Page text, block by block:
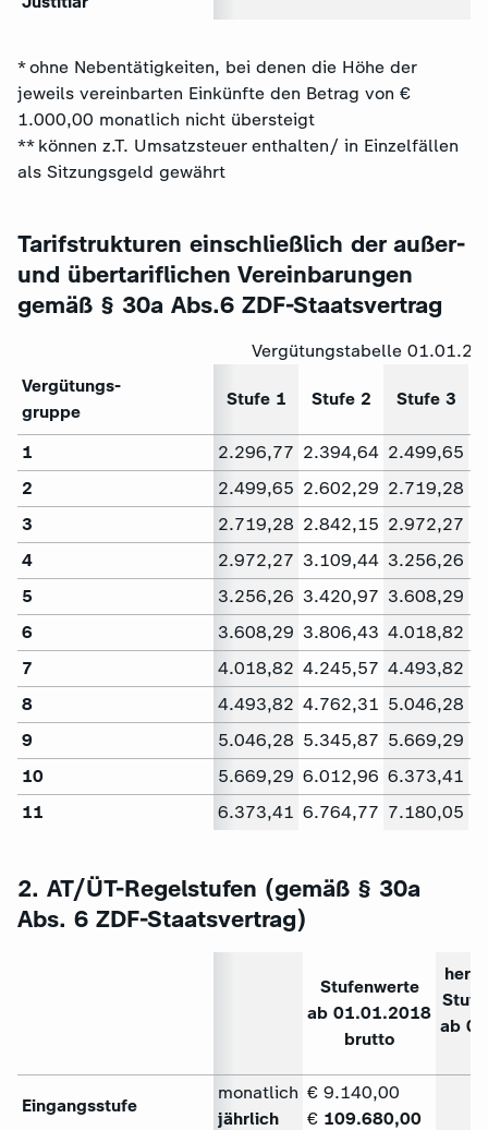
* ohne Nebentätigkeiten, bei denen die Höhe der
jeweils vereinbarten Einkünfte den Betrag von €
1.000,00 monatlich nicht übersteigt
** können z.T. Umsatzsteuer enthalten/ in Einzelfällen
als Sitzungsgeld gewährt
Tarifstrukturen einschließlich der außer-
und übertariflichen Vereinbarungen
gemäß § 30a Abs.6 ZDF-Staatsvertrag
Vergütungstabelle
Vergütungs-
gruppe
Stufe 1 Stufe 2 Stufe 3
1 2.296,77 2.394,64 2.499,65
2
2.499,65 2.602,29 2.719,28
3
2.719,28 2.842,15 2.972,27
4
2.972,27 3.109,44 3.256,26
5
3.256,26 3.420,97 3.608,29
6
3.608,29 3.806,43 4.018,82
7
4.018,82 4.245,57 4.493,82
8
4.493,82 4.762,31 5.046,28
9
5.046,28 5.345,87 5.669,29
10
5.669,29 6.012,96 6.373,41
11
6.373,41 6.764,77 7.180,05
2. AT/ÜT-Regelstufen (gemäß § 30a
Abs. 6 ZDF-Staatsvertrag)
Stufenwerte
ab 01.01.2018
brutto
ab
Eingangsstufe
monatlich
jährlich
€ 9.140,00
€ 109.680,00